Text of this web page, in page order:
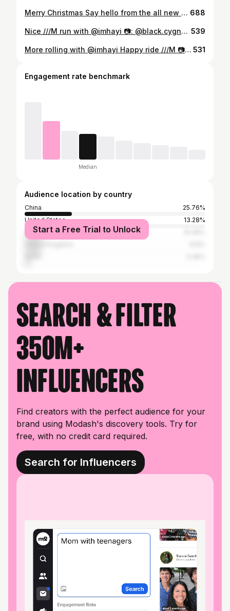
Merry Christmas Say hello from the all new @onespotltd auto service center #ProjectCar #StanceNation #StanceBMW #HellaFlush #BMW #1M #BMW1M #1er #BMWmotorsport #ig_bmw #bmw_m_nation #Mpower #BMWMpower #bimmerporn #bmwm #carlifestyle #speedhunters #carporn #BMWHK #drivetastefully #cambergang #mpower_official #bimmerpost #bimmer #CarsWithoutLimits #formandfunction #workwheels #carphotography #workwheels 688
Nice ///M run with @imhayi 📷: @black.cygnus #ProjectCar #StanceNation #StanceBMW #HellaFlush #BMW #1M #BMW1M #1er #BMWmotorsport #ig_bmw #bmw_m_nation #Mpower #BMWMpower #bimmerporn #bmwm #carlifestyle #speedhunters #carporn #BMWHK #drivetastefully #cambergang #mpower_official #bimmerpost #bimmer #CarsWithoutLimits #formandfunction #workwheels #carphotography #F90M5 #bmwm5 539
More rolling with @imhayi Happy ride ///M 📷: @black.cygnus #ProjectCar #StanceNation #StanceBMW #HellaFlush #BMW #1M #BMW1M #1er #BMWmotorsport #ig_bmw #bmw_m_nation #Mpower #BMWMpower #bimmerporn #bmwm #carlifestyle #speedhunters #carporn #BMWHK #drivetastefully #cambergang #mpower_official #bimmerpost #bimmer #CarsWithoutLimits #formandfunction #workwheels #carphotography #F90M5 #bmwm5 531
Engagement rate benchmark
Median
Audience location by country
China
25.76%
United States
13.28%
Germany
Start a Free Trial to Unlock
Search & filter
350M+
influencers
Find creators with the perfect audience for your
brand using Modash's discovery tools. Try for
free, with no credit card required.
Search for Influencers